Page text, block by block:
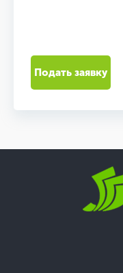
Подать заявку